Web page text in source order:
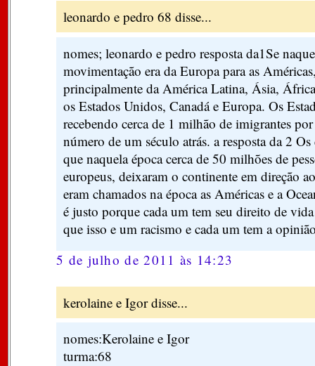
leonardo e pedro 68 disse...
nomes; leonardo e pedro resposta da1Se
movimentação era da Europa para as
principalmente da América Latina, Ásia,
os Estados Unidos, Canadá e Europa. Os
recebendo cerca de 1 milhão de imigrantes
número de um século atrás. a resposta da 2
que naquela época cerca de 50 milhões de
europeus, deixaram o continente em direção
eram chamados na época as Américas e a
é justo porque cada um tem seu direito de
que isso e um racismo e cada um tem a
5 de julho de 2011 às 14:23
kerolaine e Igor disse...
nomes:Kerolaine e Igor
turma:68